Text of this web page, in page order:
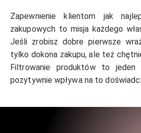
Zapewnienie klientom jak
zakupowych to misja każdego
Jeśli zrobisz dobre pierwsze
tylko dokona zakupu, ale też
Filtrowanie produktów to
pozytywnie wpływa na to